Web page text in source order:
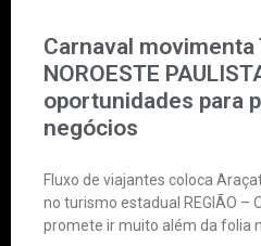
Carnaval movimenta
NOROESTE
oportunidades para
negócios
Fluxo de viajantes coloca
no turismo estadual REGIÃO –
promete ir muito além da folia